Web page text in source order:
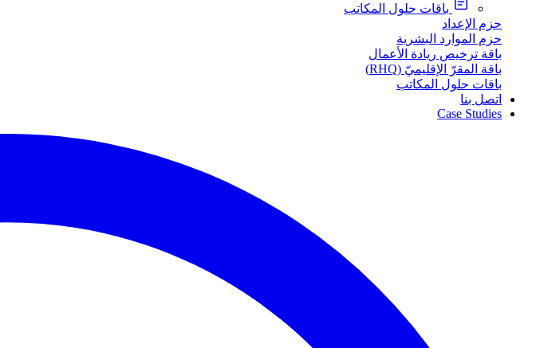
باقات حلول المكاتب
حزم الإعداد
حزم الموارد البشرية
باقة ترخيص ريادة الأعمال
باقة المقرّ الإقليميّ (RHQ)
باقات حلول المكاتب
اتصل بنا
Case Studies